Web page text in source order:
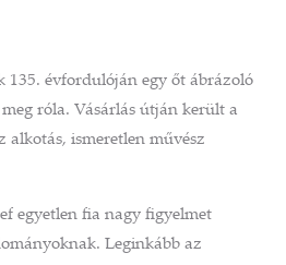
135. évfordulóján egy őt ábrázoló
róla. Vásárlás útján került a
alkotás, ismeretlen művész
egyetlen fia nagy figyelmet
Leginkább az